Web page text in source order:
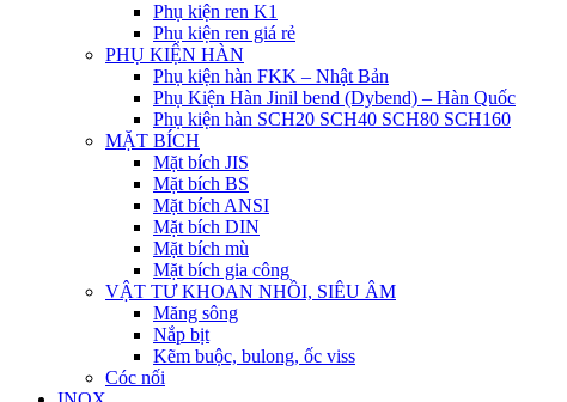
Phụ kiện ren K1
Phụ kiện ren giá rẻ
PHỤ KIỆN HÀN
Phụ kiện hàn FKK – Nhật Bản
Phụ Kiện Hàn Jinil bend (Dybend) – Hàn Quốc
Phụ kiện hàn SCH20 SCH40 SCH80 SCH160
MẶT BÍCH
Mặt bích JIS
Mặt bích BS
Mặt bích ANSI
Mặt bích DIN
Mặt bích mù
Mặt bích gia công
VẬT TƯ KHOAN NHỒI, SIÊU ÂM
Măng sông
Nắp bịt
Kẽm buộc, bulong, ốc viss
Cóc nối